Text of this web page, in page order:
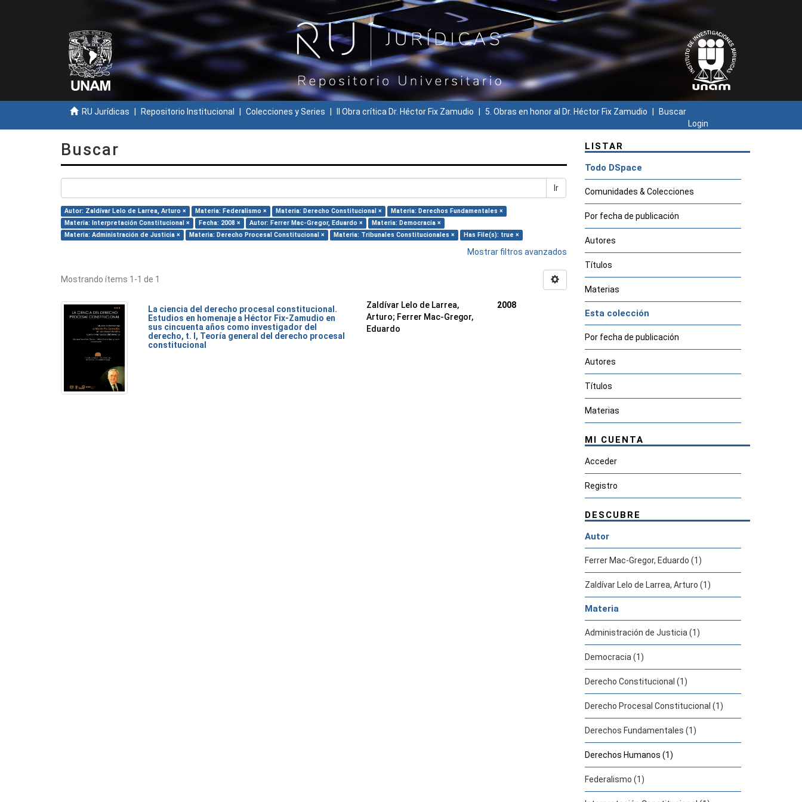
RU Jurídicas Repositorio Institucional Colecciones y Series II Obra crítica Dr. Héctor Fix Zamudio 5. Obras en honor al Dr. Héctor Fix Zamudio
Buscar
Login
Buscar
Ir
Autor: Zaldívar Lelo de Larrea, Arturo × Materia: Federalismo × Materia: Derecho Constitucional ×
Materia: Derechos Fundamentales ×
Materia: Interpretación Constitucional ×
Fecha: 2008 × Autor: Ferrer Mac-Gregor, Eduardo ×
Materia: Democracia ×
Materia: Administración de Justicia ×
Materia: Derecho Procesal Constitucional × Materia: Tribunales Constitucionales × Has File(s): true ×
Mostrar filtros avanzados
Mostrando ítems 1-1 de 1
La ciencia del derecho procesal constitucional.
Estudios en homenaje a Héctor Fix-Zamudio en
sus cincuenta años como investigador del
derecho, t. I, Teoría general del derecho procesal
constitucional
Zaldívar Lelo de Larrea,
Arturo; Ferrer Mac-Gregor,
Eduardo
2008
LISTAR
Todo DSpace
Comunidades & Colecciones
Por fecha de publicación
Autores
Títulos
Materias
Esta colección
Por fecha de publicación
Autores
Títulos
Materias
MI CUENTA
Acceder
Registro
DESCUBRE
Autor
Ferrer Mac-Gregor, Eduardo (1)
Zaldívar Lelo de Larrea, Arturo (1)
Materia
Administración de Justicia (1)
Democracia (1)
Derecho Constitucional (1)
Derecho Procesal Constitucional (1)
Derechos Fundamentales (1)
Derechos Humanos (1)
Federalismo (1)